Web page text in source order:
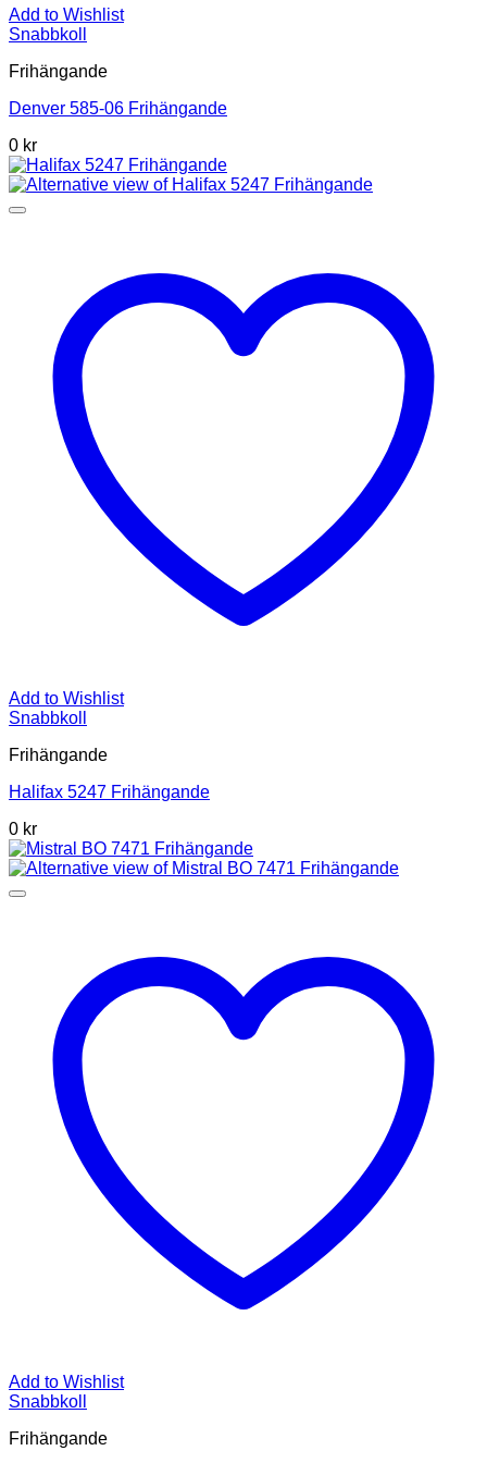
Add to Wishlist
Snabbkoll
Frihängande
Denver 585-06 Frihängande
0 kr
Add to Wishlist
Snabbkoll
Frihängande
Halifax 5247 Frihängande
0 kr
Add to Wishlist
Snabbkoll
Frihängande